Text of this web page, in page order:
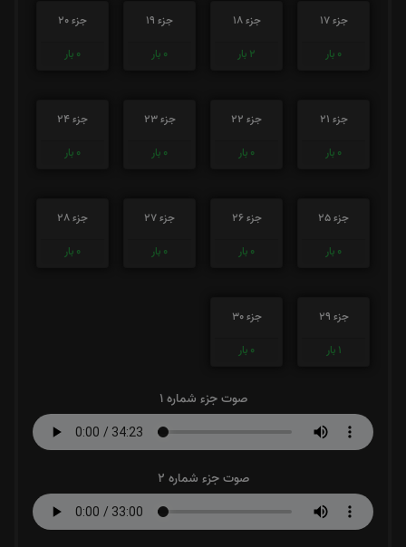
جزء 17
0 بار
جزء 18
2 بار
جزء 19
0 بار
جزء 20
0 بار
جزء 21
0 بار
جزء 22
0 بار
جزء 23
0 بار
جزء 24
0 بار
جزء 25
0 بار
جزء 26
0 بار
جزء 27
0 بار
جزء 28
0 بار
جزء 29
1 بار
جزء 30
0 بار
صوت جزء شماره 1
صوت جزء شماره 2